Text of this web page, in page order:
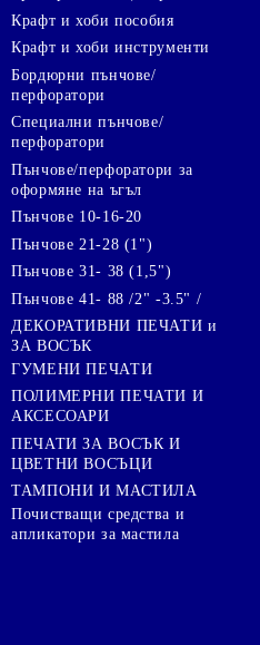
Крафт и хоби пособия
Крафт и хоби инструменти
Бордюрни пънчове/
перфоратори
Специални пънчове/
перфоратори
Пънчове/перфоратори за
оформяне на ъгъл
Пънчове 10-16-20
Пънчове 21-28 (1")
Пънчове 31- 38 (1,5")
Пънчове 41- 88 /2" -3.5" /
ДЕКОРАТИВНИ ПЕЧАТИ и
ЗА ВОСЪК
ГУМЕНИ ПЕЧАТИ
ПОЛИМЕРНИ ПЕЧАТИ И
АКСЕСОАРИ
ПЕЧАТИ ЗА ВОСЪК И
ЦВЕТНИ ВОСЪЦИ
ТАМПОНИ И МАСТИЛА
Почистващи средства и
апликатори за мастила